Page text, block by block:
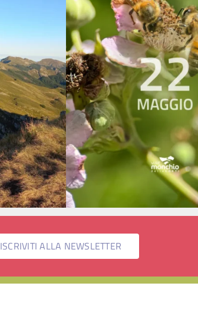
ISCRIVITI ALLA NEWSLETTER